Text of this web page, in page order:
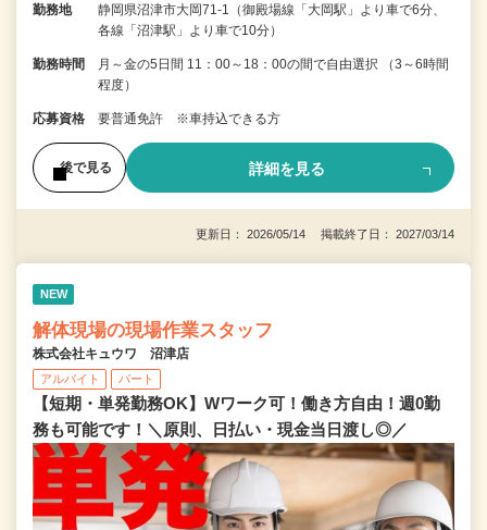
勤務地
静岡県沼津市大岡71-1（御殿場線「大岡駅」より車で6分、
各線「沼津駅」より車で10分）
勤務時間
月～金の5日間 11：00～18：00の間で自由選択 （3～6時間
程度）
応募資格 要普通免許 ※車持込できる方
後で見る 詳細を見る
更新日： 2026/05/14 掲載終了日： 2027/03/14
NEW
解体現場の現場作業スタッフ
株式会社キュウワ 沼津店
アルバイト パート
【短期・単発勤務OK】Wワーク可！働き方自由！週0勤
務も可能です！＼原則、日払い・現金当日渡し◎／